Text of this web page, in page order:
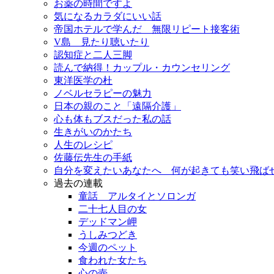
お薬の時間ですよ
気になるカラダにいい話
帝国ホテルで学んだ 無限リピート接客術
V島 見たり聴いたり
認知症と二人三脚
読んで納得！カップル・カウンセリング
東洋医学の杜
ノベルセラピーの魅力
日本の親のこと「遠隔介護」
心も体もブスだった私の話
生きがいのかたち
人生のレシピ
佐藤伝先生の手紙
自分を変えたいあなたへ 何が起きても笑い飛ば
過去の連載
童話 アルタイとソロンガ
二十七人目の女
デッドマン岬
うしみつどき
今週のペット
食われた女たち